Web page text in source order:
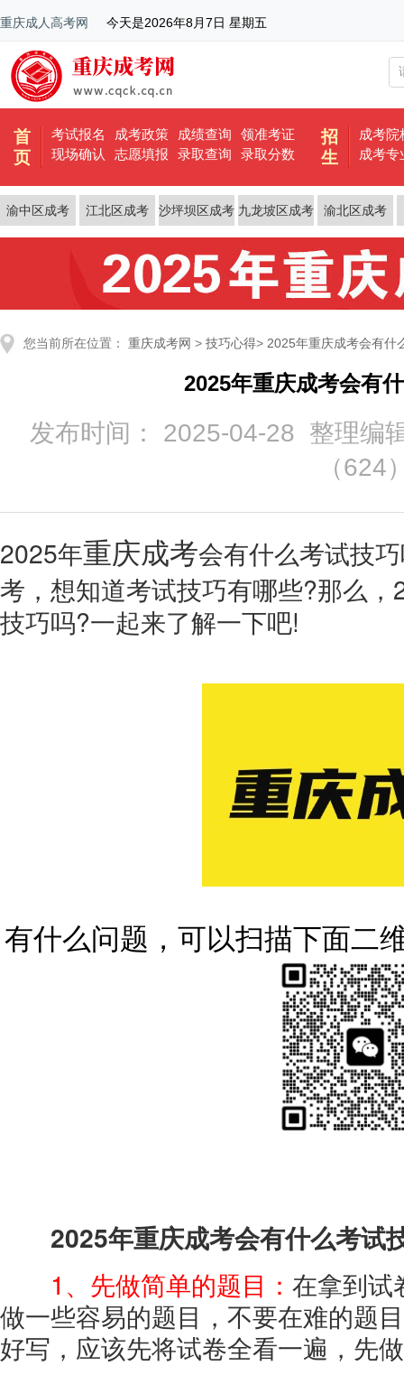
重庆成人高考网 今天是2026年8月7日 星期五
首
页
考试报名 成考政策 成绩查询
领准考证
现场确认
志愿填报 录取查询 录取分数
招
生
成考院
成考专
渝中区成考 江北区成考 沙坪坝区成考 九龙坡区成考 渝北区成考
您当前所在位置： 重庆成考网 > 技巧心得> 2025年重庆成考会有什
2025年重庆成考会有
发布时间： 2025-04-28 整理编
（624
2025年重庆成考会有什么考试技
考，想知道考试技巧有哪些?那么
技巧吗?一起来了解一下吧!
有什么问题，可以扫描下面二
2025年重庆成考会有什么考试
1、先做简单的题目： 在拿到试
做一些容易的题目，不要在难的题
好写，应该先将试卷全看一遍，先